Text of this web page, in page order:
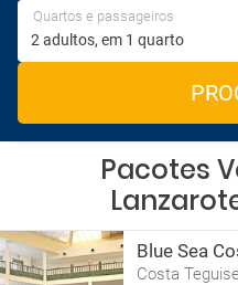
Quartos e passageiros
Pacotes
Blue Sea
Costa Teguise